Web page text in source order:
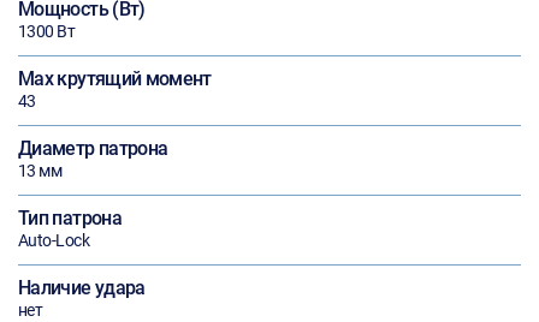
Мощность (Вт)
1300 Вт
Max крутящий момент
43
Диаметр патрона
13 мм
Тип патрона
Auto-Lock
Наличие удара
нет